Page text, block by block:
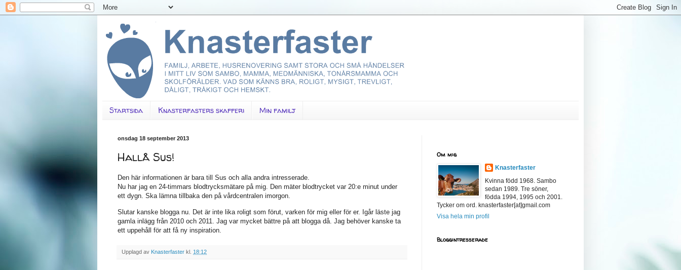
Startsida Knasterfasters skafferi Min familj
onsdag 18 september 2013
Hallå Sus!
Den här informationen är bara till Sus och alla andra intresserade.
Nu har jag en 24-timmars blodtrycksmätare på mig. Den mäter blodtrycket var 20:e minut under
ett dygn. Ska lämna tillbaka den på vårdcentralen imorgon.
Slutar kanske blogga nu. Det är inte lika roligt som förut, varken för mig eller för er. Igår läste jag
gamla inlägg från 2010 och 2011. Jag var mycket bättre på att blogga då. Jag behöver kanske ta
ett uppehåll för att få ny inspiration.
Upplagd av Knasterfaster kl. 18:12
Om mig
Knasterfaster
Kvinna född 1968. Sambo
sedan 1989. Tre söner,
födda 1994, 1995 och 2001.
Tycker om ord. knasterfaster[at]gmail.com
Visa hela min profil
Bloggintresserade